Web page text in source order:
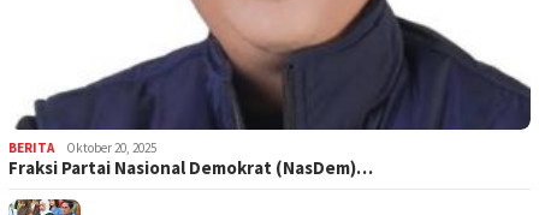
BERITA Oktober 20, 2025
Fraksi Partai Nasional Demokrat (NasDem)…